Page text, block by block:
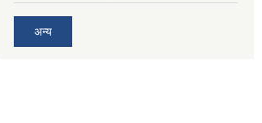
अन्य